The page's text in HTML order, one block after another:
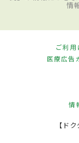
情
ご利用
医療広告
情
【ド